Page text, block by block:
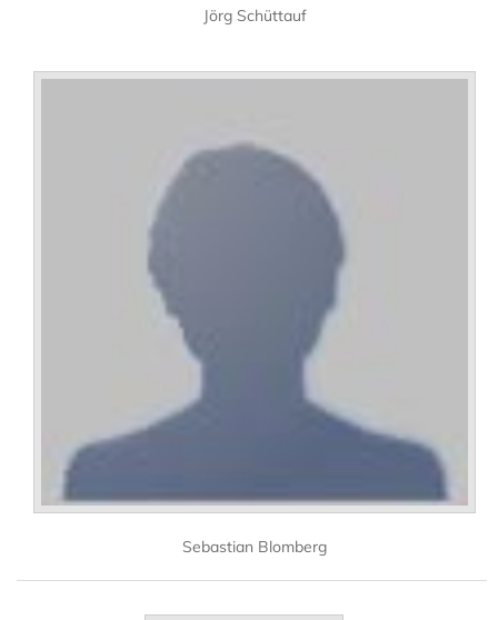
Jörg Schüttauf
Sebastian Blomberg